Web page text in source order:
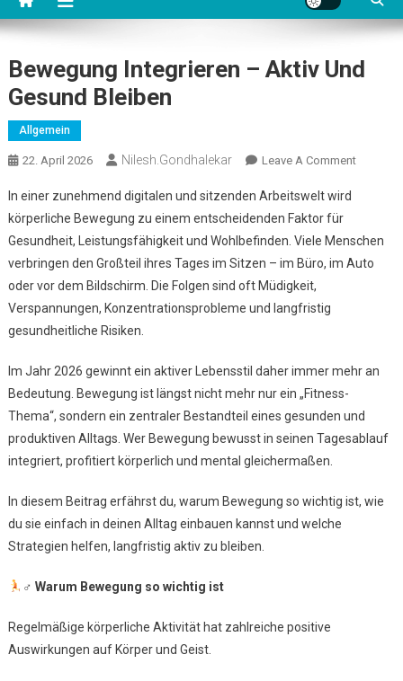
Bewegung Integrieren – Aktiv Und
Gesund Bleiben
Allgemein
22. April 2026 Nilesh.gondhalekar Leave A CommentOn
Aktiv
Und
In einer zunehmend digitalen und sitzenden Arbeitswelt wird
körperliche Bewegung zu einem entscheidenden Faktor für
Gesundheit, Leistungsfähigkeit und Wohlbefinden. Viele Menschen
verbringen den Großteil ihres Tages im Sitzen – im Büro, im Auto
oder vor dem Bildschirm. Die Folgen sind oft Müdigkeit,
Verspannungen, Konzentrationsprobleme und langfristig
gesundheitliche Risiken.
Im Jahr 2026 gewinnt ein aktiver Lebensstil daher immer mehr an
Bedeutung. Bewegung ist längst nicht mehr nur ein „Fitness-
Thema“, sondern ein zentraler Bestandteil eines gesunden und
produktiven Alltags. Wer Bewegung bewusst in seinen Tagesablauf
integriert, profitiert körperlich und mental gleichermaßen.
In diesem Beitrag erfährst du, warum Bewegung so wichtig ist, wie
du sie einfach in deinen Alltag einbauen kannst und welche
Strategien helfen, langfristig aktiv zu bleiben.
‍♂ Warum Bewegung so wichtig ist
Regelmäßige körperliche Aktivität hat zahlreiche positive
Auswirkungen auf Körper und Geist.